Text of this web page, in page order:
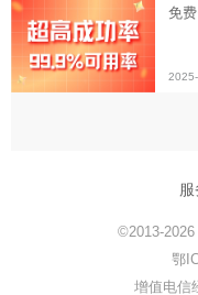
©2013-
鄂
增值电信